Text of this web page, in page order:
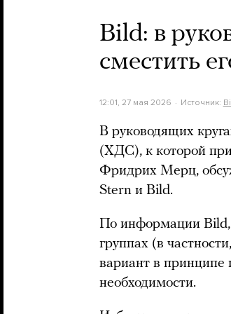
Bild: в
сместить
12:01, 27 мая 2026 Источник:
В руководящих
(ХДС), к которой
Фридрих Мерц,
Stern и Bild.
По информации Bild,
группах (в
вариант в принципе
необходимости.